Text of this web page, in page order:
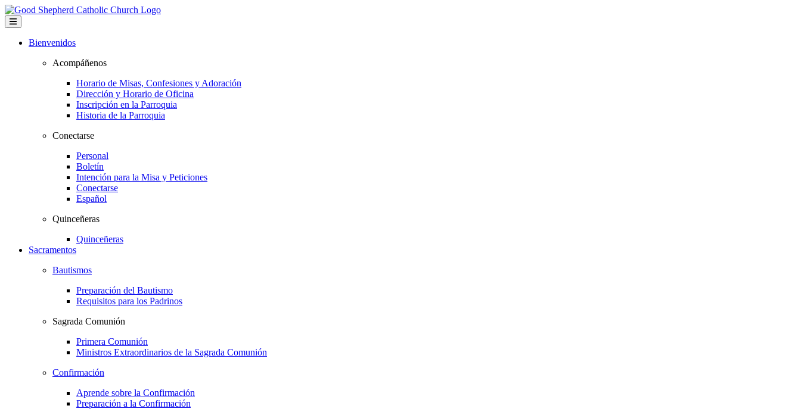
Bienvenidos
Acompáñenos
Horario de Misas, Confesiones y Adoración
Dirección y Horario de Oficina
Inscripción en la Parroquia
Historia de la Parroquia
Conectarse
Personal
Boletín
Intención para la Misa y Peticiones
Conectarse
Español
Quinceñeras
Quinceñeras
Sacramentos
Bautismos
Preparación del Bautismo
Requisitos para los Padrinos
Sagrada Comunión
Primera Comunión
Ministros Extraordinarios de la Sagrada Comunión
Confirmación
Aprende sobre la Confirmación
Preparación a la Confirmación